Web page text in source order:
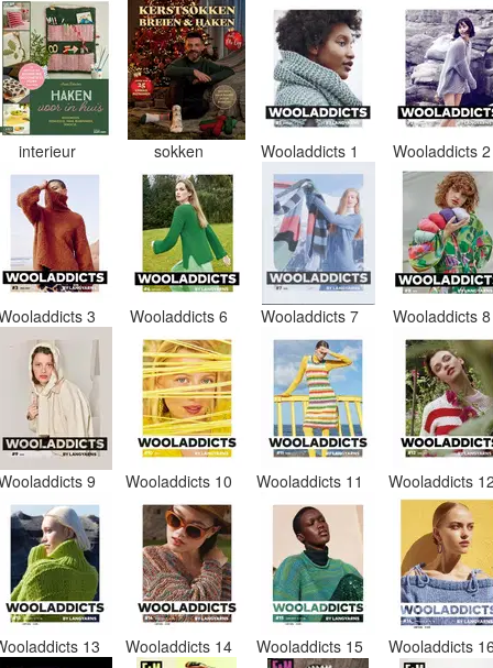
interieur sokken Wooladdicts 1 Wooladdicts
3 Wooladdicts 6 Wooladdicts 7 Wooladdicts
9 Wooladdicts 10 Wooladdicts 11 Wooladdicts
13 Wooladdicts 14 Wooladdicts 15 Wooladdicts